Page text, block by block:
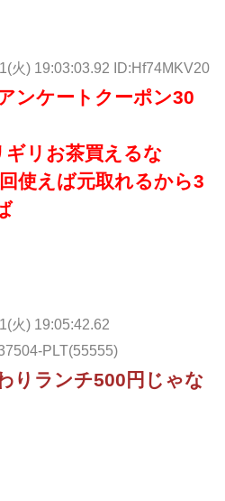
火) 19:03:03.92 ID:Hf74MKV20
ンケートクーポン30
リお茶買えるな
使えば元取れるから3
火) 19:05:42.62
PLT(55555)
りランチ500円じゃな